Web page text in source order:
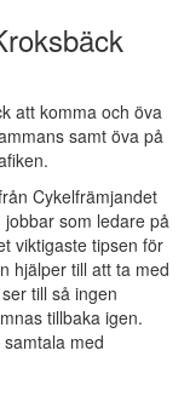
att komma och öva
samt öva på
Cykelfrämjandet
som ledare på
viktigaste tipsen för
hjälper till att ta med
till så ingen
tillbaka igen.
med